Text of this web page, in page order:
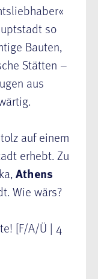
so
Bauten,
Stätten –
aus
auf einem
erhebt. Zu
Athens
Wie wärs?
[F/A/Ü | 4